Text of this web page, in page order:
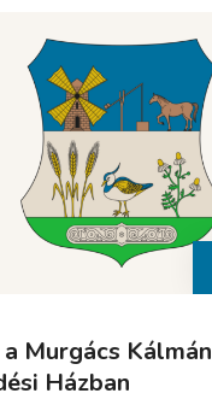
Murgács Kálmán
Házban